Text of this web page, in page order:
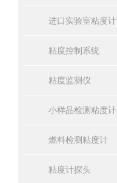
进口实验室粘度计
粘度控制系统
粘度监测仪
小样品检测粘度计
燃料检测粘度计
粘度计探头